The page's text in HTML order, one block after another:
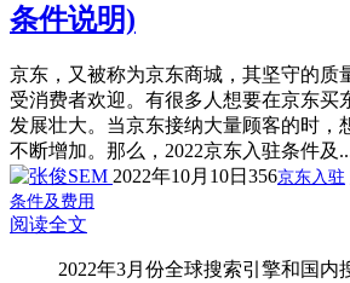
条件说明)
京东，又被称为京东商城，其坚守的质
受消费者欢迎。有很多人想要在京东买
发展壮大。当京东接纳大量顾客的时，
不断增加。那么，2022京东入驻条件及
2022年10月10日 356京东入驻
条件及费用
阅读全文
2022年3月份全球搜索引擎和国内